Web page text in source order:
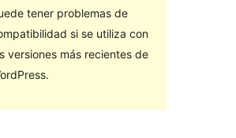
tener problemas de
si se utiliza con
versiones más recientes de